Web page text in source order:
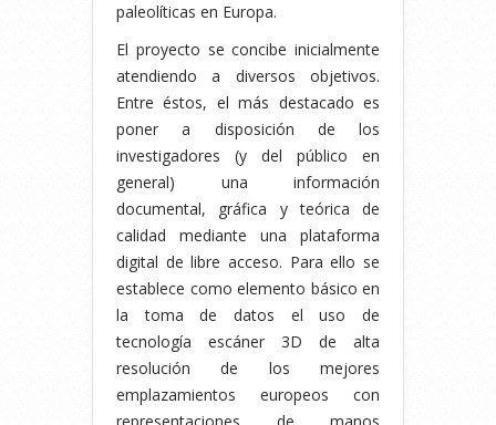
paleolíticas en Europa.
El proyecto se concibe inicialmente
atendiendo a diversos objetivos.
Entre éstos, el más destacado es
poner a disposición de los
investigadores (y del público en
general) una información
documental, gráfica y teórica de
calidad mediante una plataforma
digital de libre acceso. Para ello se
establece como elemento básico en
la toma de datos el uso de
tecnología escáner 3D de alta
resolución de los mejores
emplazamientos europeos con